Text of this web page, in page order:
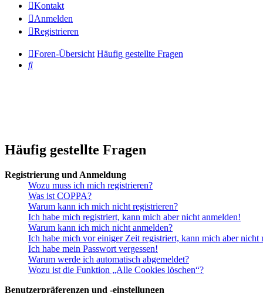
Kontakt
Anmelden
Registrieren
Foren-Übersicht Häufig gestellte Fragen
Suche
Häufig gestellte Fragen
Registrierung und Anmeldung
Wozu muss ich mich registrieren?
Was ist COPPA?
Warum kann ich mich nicht registrieren?
Ich habe mich registriert, kann mich aber nicht anmelden!
Warum kann ich mich nicht anmelden?
Ich habe mich vor einiger Zeit registriert, kann mich aber nicht
Ich habe mein Passwort vergessen!
Warum werde ich automatisch abgemeldet?
Wozu ist die Funktion „Alle Cookies löschen“?
Benutzerpräferenzen und -einstellungen